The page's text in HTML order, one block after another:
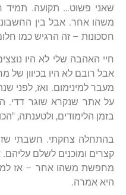
שאני פשוט… תקועה. תמיד
משהו אחר. אבל בין
חסכונות – זה הרגיש כמו
חיי האהבה שלי לא היו
אבל רובם לא היו בכיוון של
מעבר למינימום. ואז, לפני
על אתר שנקרא שוגר דדי.
בזמן הלימודים, ולטענתה,
בהתחלה צחקתי. חשבתי
קצרים ומוכנים לשלם
מחפשת משהו אחר – אז
היא אמרה.